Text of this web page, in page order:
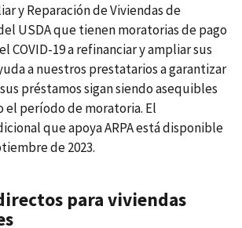
y Reparación de Viviendas de
USDA que tienen moratorias de pago
COVID-19 a refinanciar y ampliar sus
a nuestros prestatarios a garantizar
préstamos sigan siendo asequibles
el período de moratoria. El
que apoya ARPA está disponible
de 2023.
para viviendas